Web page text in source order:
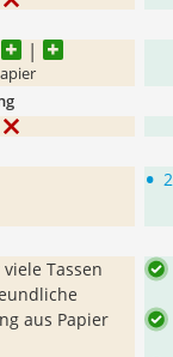
•
Tassen
aus Papier